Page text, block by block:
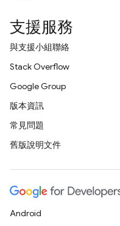
支援服務
與支援小組聯絡
Stack Overflow
Google Group
版本資訊
常見問題
舊版說明文件
Android